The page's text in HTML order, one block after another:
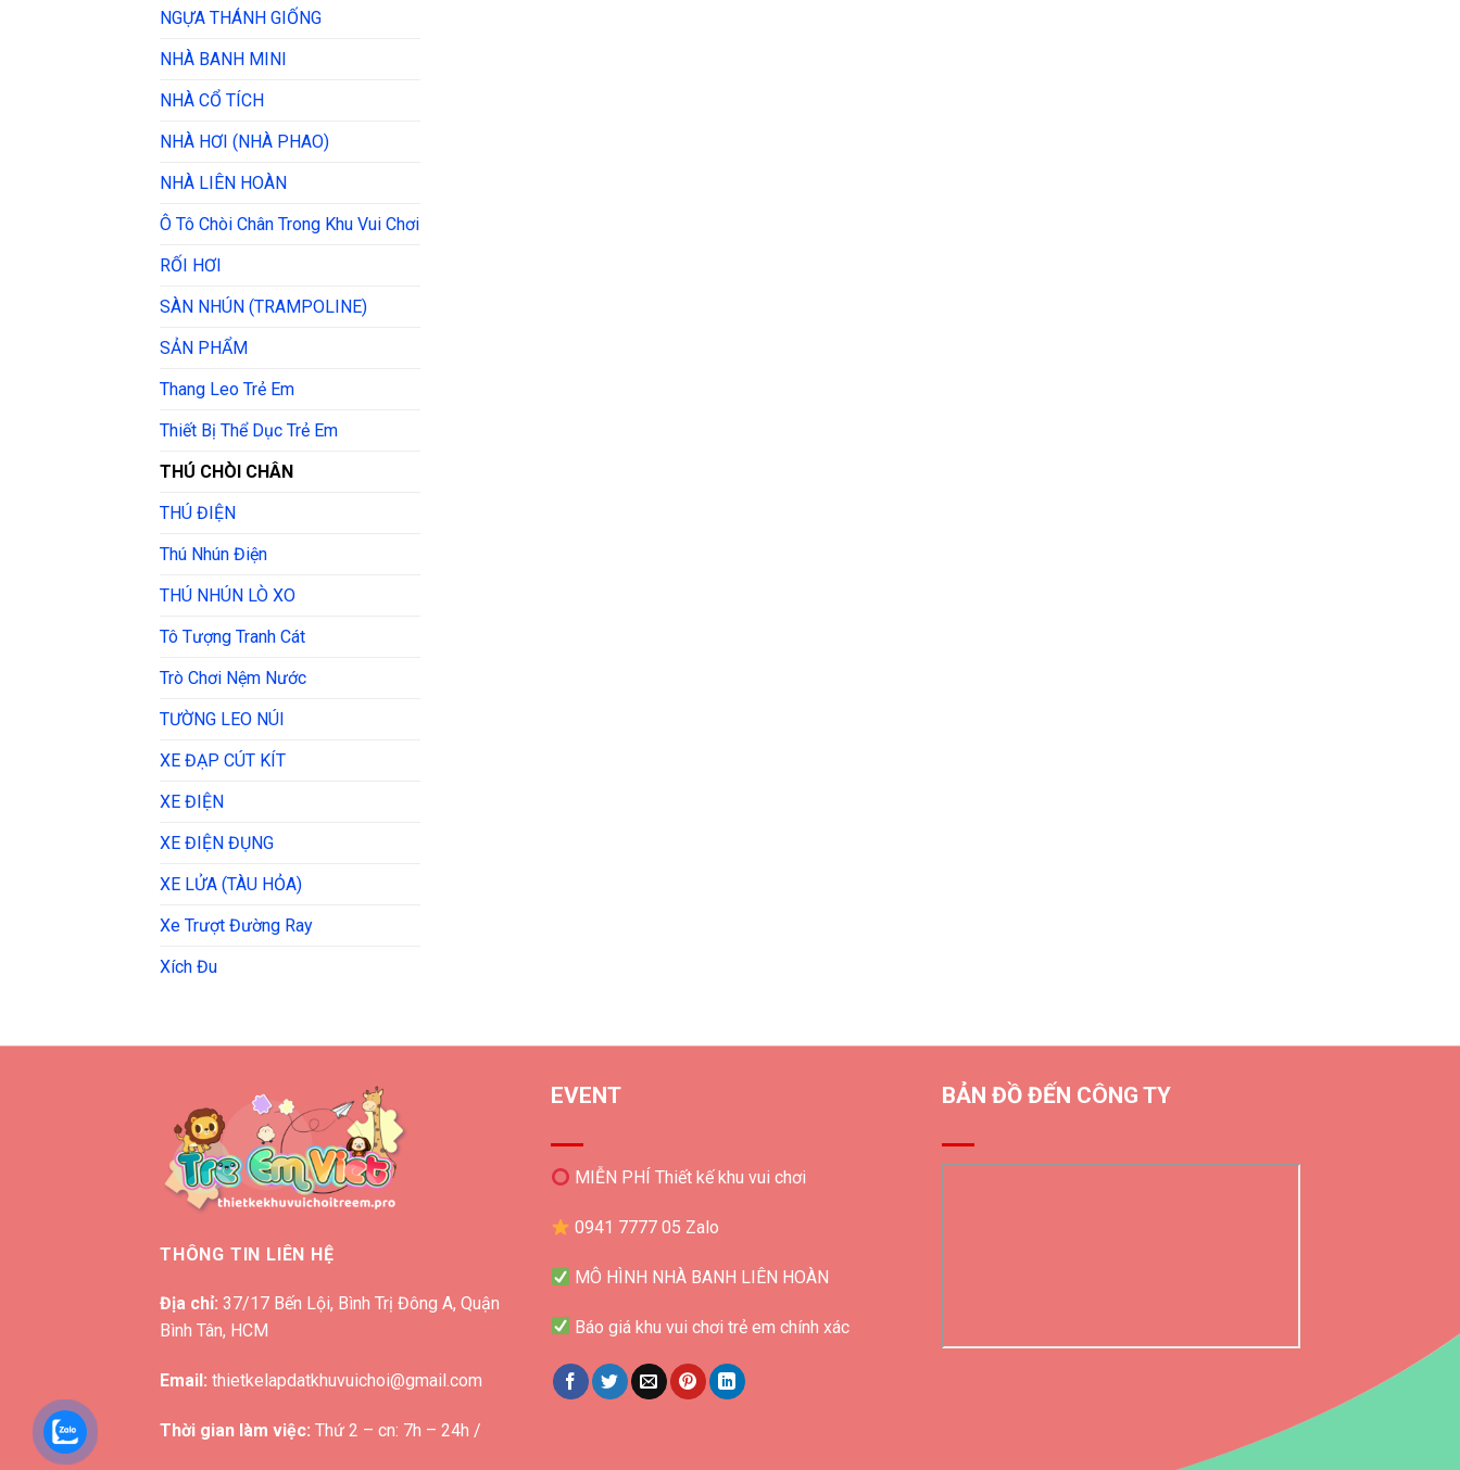
NGỰA THÁNH GIỐNG
NHÀ BANH MINI
NHÀ CỔ TÍCH
NHÀ HƠI (NHÀ PHAO)
NHÀ LIÊN HOÀN
Ô Tô Chòi Chân Trong Khu Vui Chơi
RỐI HƠI
SÀN NHÚN (TRAMPOLINE)
SẢN PHẨM
Thang Leo Trẻ Em
Thiết Bị Thể Dục Trẻ Em
THÚ CHÒI CHÂN
THÚ ĐIỆN
Thú Nhún Điện
THÚ NHÚN LÒ XO
Tô Tượng Tranh Cát
Trò Chơi Nệm Nước
TƯỜNG LEO NÚI
XE ĐẠP CÚT KÍT
XE ĐIỆN
XE ĐIỆN ĐỤNG
XE LỬA (TÀU HỎA)
Xe Trượt Đường Ray
Xích Đu
THÔNG TIN LIÊN HỆ
Địa chỉ: 37/17 Bến Lội, Bình Trị Đông A, Quận
Bình Tân, HCM
Email: thietkelapdatkhuvuichoi@gmail.com
Thời gian làm việc: Thứ 2 – cn: 7h – 24h /
EVENT
MIỄN PHÍ Thiết kế khu vui chơi
0941 7777 05 Zalo
MÔ HÌNH NHÀ BANH LIÊN HOÀN
Báo giá khu vui chơi trẻ em chính xác
BẢN ĐỒ ĐẾN CÔNG TY